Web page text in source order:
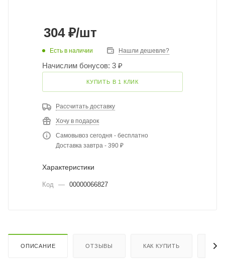
304₽/шт
Есть в наличии Нашли дешевле?
Начислим бонусов: 3 ₽
КУПИТЬ В 1 КЛИК
Рассчитать доставку
Хочу в подарок
Самовывоз сегодня - бесплатно
Доставка завтра - 390 ₽
Характеристики
Код — 00000066827
ОПИСАНИЕ ОТЗЫВЫ КАК КУПИТЬ